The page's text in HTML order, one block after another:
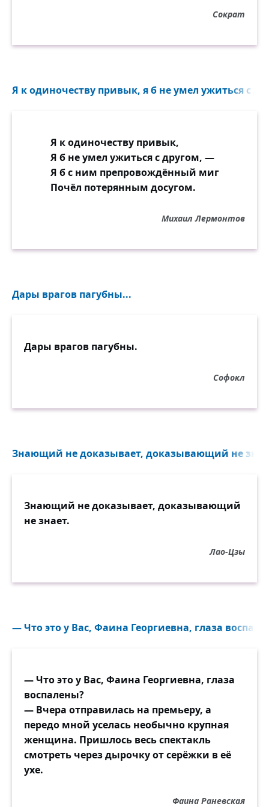
Сократ
Я к одиночеству привык, я б не умел ужиться с
Я к одиночеству привык,
Я б не умел ужиться с другом, —
Я б с ним препровождённый миг
Почёл потерянным досугом.
Михаил Лермонтов
Дары врагов пагубны...
Дары врагов пагубны.
Софокл
Знающий не доказывает, доказывающий не
Знающий не доказывает, доказывающий
не знает.
Лао-Цзы
— Что это у Вас, Фаина Георгиевна, глаза
— Что это у Вас, Фаина Георгиевна, глаза
воспалены?
— Вчера отправилась на премьеру, а
передо мной уселась необычно крупная
женщина. Пришлось весь спектакль
смотреть через дырочку от серёжки в её
ухе.
Фаина Раневская